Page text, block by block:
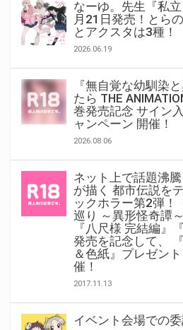
なーゆ。先生『私
月21日発売！とら
とアクスタは3種！
2026.06.19
『無自覚な幼馴染
たら THE
巻発売記念 サイン
ャンペーン 開催！
2026.08.06
ネット上で話題沸
が描く 都市伝説を
ックホラー第2弾！
巡り ～異形怪奇譚
『八尺様 完結編』
発売を記念して、
＆色紙』プレゼン
催！
2017.11.13
イベント会場での